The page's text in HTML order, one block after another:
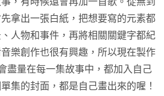
拿出一張白紙，把想要寫的元素都
人物和事件，再將相關關鍵字都紀
樂創作也很有興趣，所以現在製作
盡量在每一集故事中，都加入自己
集的封面，都是自己畫出來的喔！